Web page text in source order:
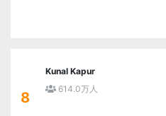
8
Kunal Kapur
614.0万人